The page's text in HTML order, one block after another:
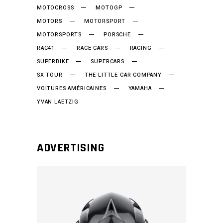
MOTOCROSS
MOTOGP
MOTORS
MOTORSPORT
MOTORSPORTS
PORSCHE
RAC41
RACE CARS
RACING
SUPERBIKE
SUPERCARS
SX TOUR
THE LITTLE CAR COMPANY
VOITURES AMÉRICAINES
YAMAHA
YVAN LAETZIG
ADVERTISING